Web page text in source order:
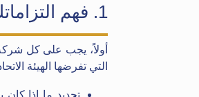
1. فهم التزاماتك المتعلقة بتقديم الإقرارات
أولاً، يجب على كل
التي تفرضها الهيئة